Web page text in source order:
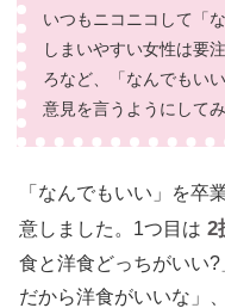
いつもニコニコして「
しまいやすい女性は要
ろなど、「なんでもい
意見を言うようにしてみ
「なんでもいい」を卒
意しました。1つ目は 2
食と洋食どっちがいい
だから洋食がいいな」